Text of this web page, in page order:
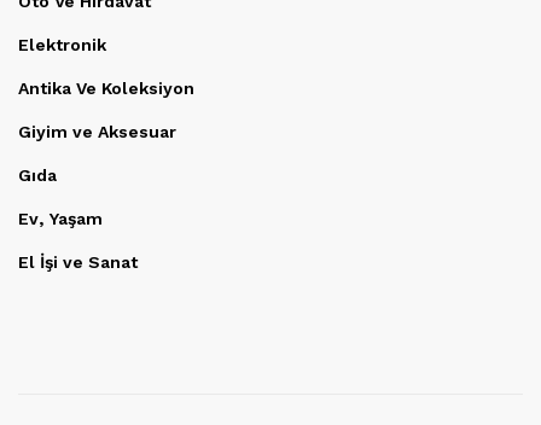
Elektronik
Antika Ve Koleksiyon
Giyim ve Aksesuar
Gıda
Ev, Yaşam
El İşi ve Sanat